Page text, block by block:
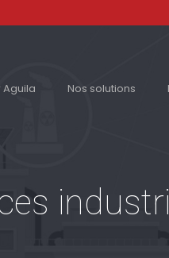
Aguila Nos solutions